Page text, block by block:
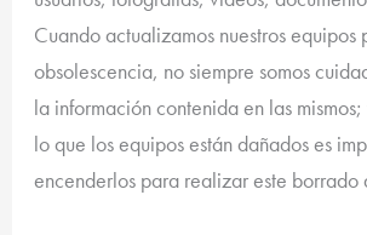
Cuando actualizamos nuestros equipos
obsolescencia, no siempre somos
la información contenida en las
lo que los equipos están dañados es
encenderlos para realizar este borrado